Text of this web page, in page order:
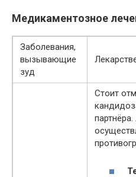
Медикаментозное
Заболевания,
вызывающие
зуд
Стоит